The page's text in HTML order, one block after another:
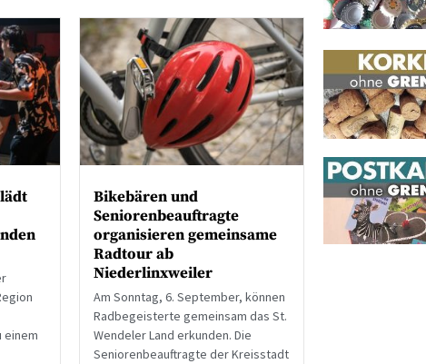
einem
Bikebären und
Seniorenbeauftragte
organisieren gemeinsame
Radtour ab
Niederlinxweiler
Am Sonntag, 6. September, können
Radbegeisterte gemeinsam das St.
Wendeler Land erkunden. Die
Seniorenbeauftragte der Kreisstadt